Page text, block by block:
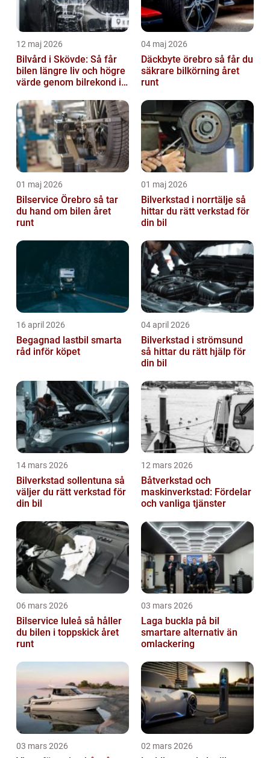
12 maj 2026
Bilvård i Skövde: Så får
bilen längre liv och högre
värde genom bilrekond i
04 maj 2026
Däckbyte örebro så får du
säkrare bilkörning året
runt
01 maj 2026
Bilservice Örebro så tar
du hand om bilen året
runt
01 maj 2026
Bilverkstad i norrtälje så
hittar du rätt verkstad för
din bil
16 april 2026
Begagnad lastbil smarta
råd inför köpet
04 april 2026
Bilverkstad i strömsund
så hittar du rätt hjälp för
din bil
14 mars 2026
Bilverkstad sollentuna så
väljer du rätt verkstad för
din bil
12 mars 2026
Båtverkstad och
maskinverkstad: Fördelar
och vanliga tjänster
06 mars 2026
Bilservice luleå så håller
du bilen i toppskick året
runt
03 mars 2026
Laga buckla på bil
smartare alternativ än
omlackering
03 mars 2026 02 mars 2026